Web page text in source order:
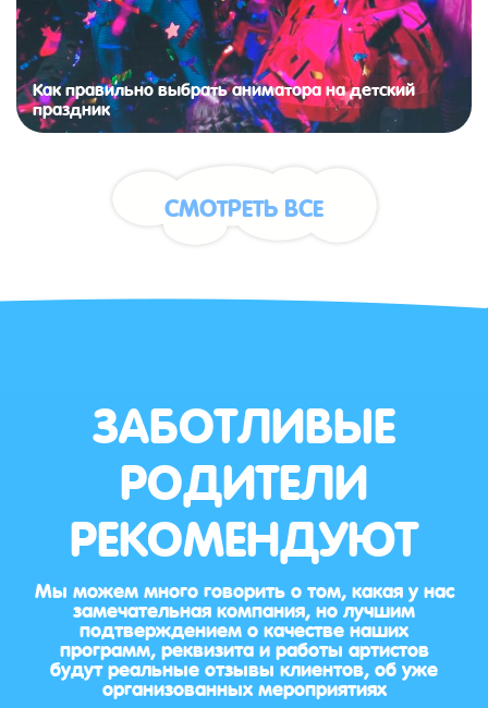
Как правильно выбрать аниматора на детский
праздник
СМОТРЕТЬ ВСЕ
ЗАБОТЛИВЫЕ
РОДИТЕЛИ
РЕКОМЕНДУЮТ
Мы можем много говорить о том, какая у нас
замечательная компания, но лучшим
подтверждением о качестве наших
программ, реквизита и работы артистов
будут реальные отзывы клиентов, об уже
организованных мероприятиях